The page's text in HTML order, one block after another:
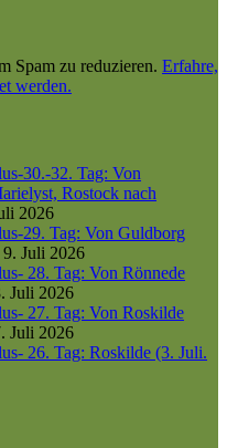
Spam zu reduzieren. Erfahre,
werden.
30.-32. Tag: Von
Rostock nach
2026
29. Tag: Von Guldborg
9. Juli 2026
28. Tag: Von Rönnede
Juli 2026
27. Tag: Von Roskilde
Juli 2026
26. Tag: Roskilde (3. Juli.